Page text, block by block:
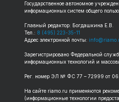
Государственное автономное
информационных систем общего
Главный редактор: Богдашкина Е.В.
Тел.: 8 (495) 223-35-11
Адрес электронной почты:
Зарегистрировано Федеральной
информационных технологий и
Рег. номер ЭЛ № ФС 77 – 72999 от
На сайте riamo.ru применяются
(информационные технологии